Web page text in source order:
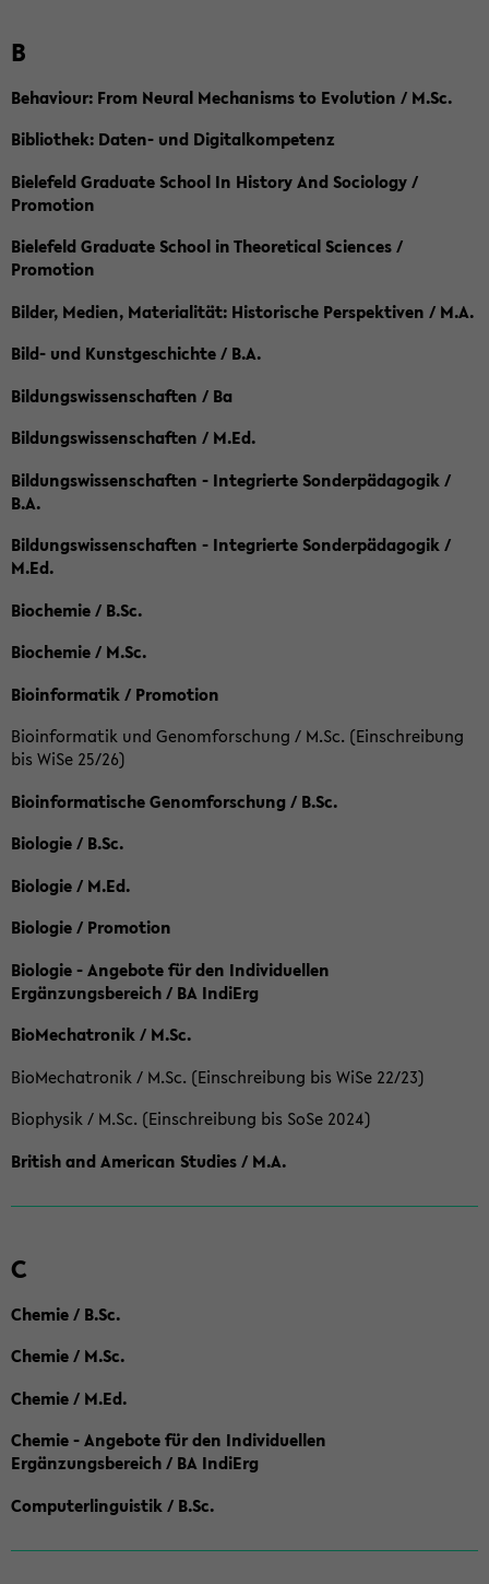
B
Behaviour: From Neural Mechanisms to Evolution / M.Sc.
Bibliothek: Daten- und Digitalkompetenz
Bielefeld Graduate School In History And Sociology /
Promotion
Bielefeld Graduate School in Theoretical Sciences /
Promotion
Bilder, Medien, Materialität: Historische Perspektiven / M.A.
Bild- und Kunstgeschichte / B.A.
Bildungswissenschaften / Ba
Bildungswissenschaften / M.Ed.
Bildungswissenschaften - Integrierte Sonderpädagogik /
B.A.
Bildungswissenschaften - Integrierte Sonderpädagogik /
M.Ed.
Biochemie / B.Sc.
Biochemie / M.Sc.
Bioinformatik / Promotion
Bioinformatik und Genomforschung / M.Sc. (Einschreibung
bis WiSe 25/26)
Bioinformatische Genomforschung / B.Sc.
Biologie / B.Sc.
Biologie / M.Ed.
Biologie / Promotion
Biologie - Angebote für den Individuellen
Ergänzungsbereich / BA IndiErg
BioMechatronik / M.Sc.
BioMechatronik / M.Sc. (Einschreibung bis WiSe 22/23)
Biophysik / M.Sc. (Einschreibung bis SoSe 2024)
British and American Studies / M.A.
C
Chemie / B.Sc.
Chemie / M.Sc.
Chemie / M.Ed.
Chemie - Angebote für den Individuellen
Ergänzungsbereich / BA IndiErg
Computerlinguistik / B.Sc.